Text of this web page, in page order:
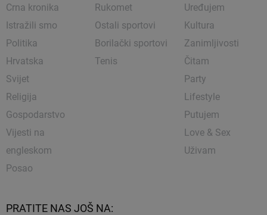
Crna kronika
Istražili smo
Politika
Hrvatska
Svijet
Religija
Gospodarstvo
Vijesti na
engleskom
Posao
Rukomet
Ostali sportovi
Borilački sportovi
Tenis
Uređujem
Kultura
Zanimljivosti
Čitam
Party
Lifestyle
Putujem
Love & Sex
Uživam
PRATITE NAS JOŠ NA: